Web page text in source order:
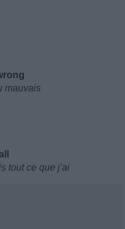
mauvais
tout ce que j'ai